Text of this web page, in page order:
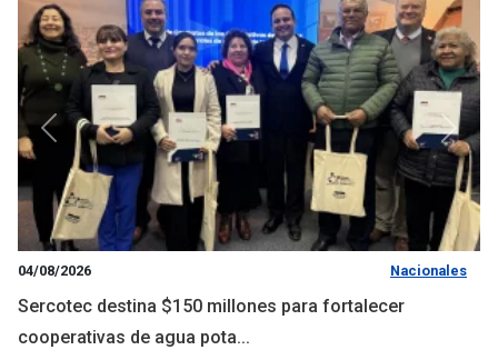
04/08/2026 Nacionales
Sercotec destina $150 millones para fortalecer
cooperativas de agua pota...
Anterior